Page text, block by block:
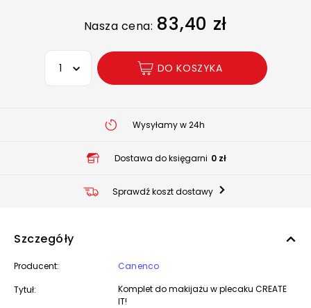
Nasza cena: 83,40 zł
Wybierz opcję
DO KOSZYKA
Wysyłamy w 24h
Dostawa do księgarni 0 zł
Sprawdź koszt dostawy
Szczegóły
Producent:
Canenco
Tytuł:
Komplet do makijażu w plecaku CREATE
IT!